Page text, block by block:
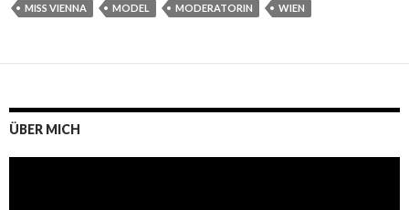
MISS VIENNA MODEL MODERATORIN WIEN
ÜBER MICH